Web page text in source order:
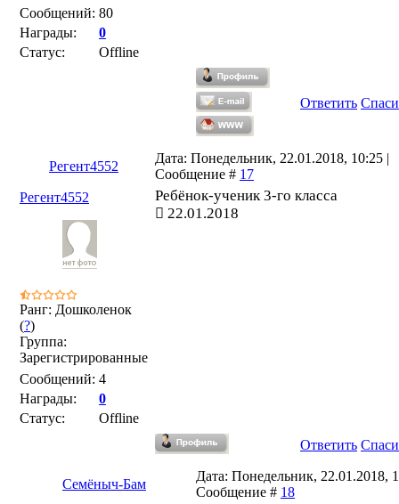
Сообщений: 80
Награды:
0
Статус:
Offline
Ответить
Регент4552
Дата: Понедельник, 22.01.2018, 10:25 |
Сообщение # 17
Регент4552
Ранг: Дошколенок
(?)
Группа:
Зарегистрированные
Сообщений: 4
Награды:
0
Статус:
Offline
Ребёнок-ученик 3-го класса
22.01.2018
Ответить
Семёныч-Бам
Дата: Понедельник, 22.01.2018,
Сообщение # 18